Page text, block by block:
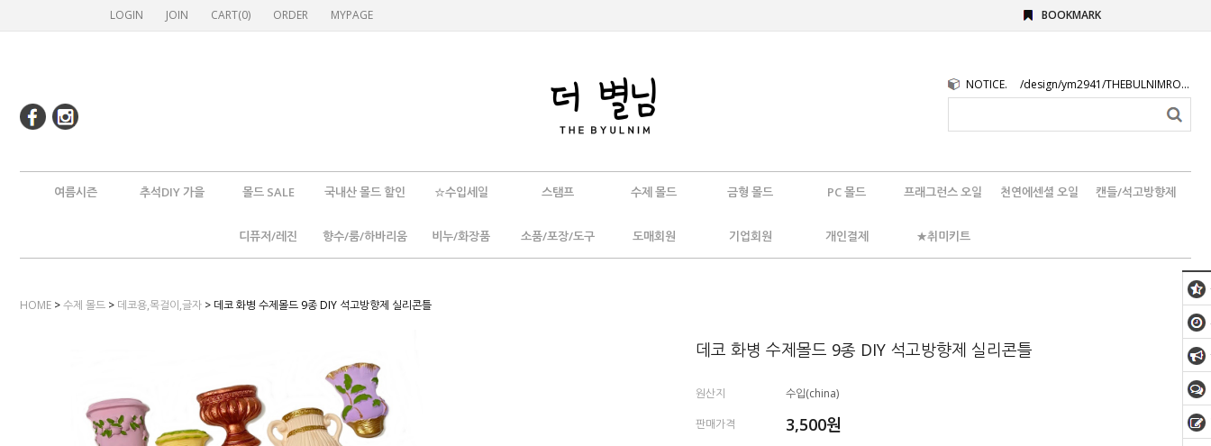
LOGIN JOIN CART(0) ORDER MYPAGE BOOKMARK
NOTICE. /design/ym2941/THEBULNIMROGO.png
여름시즌 추석DIY 가을 몰드 SALE 국내산 몰드 할인 ☆수입세일 스탬프 수제 몰드 금형 몰드 PC 몰드 프래그런스 오일 천연에센셜 오일 캔들/석고방향제
디퓨저/레진 향수/룸/하바리움 비누/화장품 소품/포장/도구 도매회원 기업회원 개인결제 ★취미키트
HOME >수제 몰드 > 데코용,목걸이,글자 > 데코 화병 수제몰드 9종 DIY 석고방향제 실리콘틀
데코 화병 수제몰드 9종 DIY 석고방향제 실리콘틀
원산지
수입(china)
판매가격
3,500원